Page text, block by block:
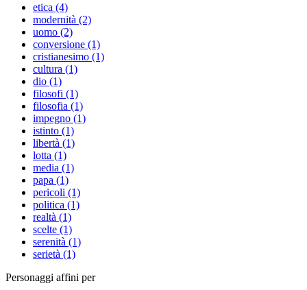
etica (4)
modernità (2)
uomo (2)
conversione (1)
cristianesimo (1)
cultura (1)
dio (1)
filosofi (1)
filosofia (1)
impegno (1)
istinto (1)
libertà (1)
lotta (1)
media (1)
papa (1)
pericoli (1)
politica (1)
realtà (1)
scelte (1)
serenità (1)
serietà (1)
Personaggi affini per